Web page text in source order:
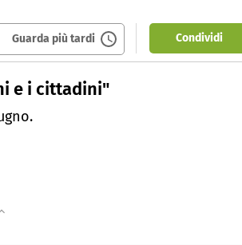
Guarda più tardi Condividi
e i cittadini"